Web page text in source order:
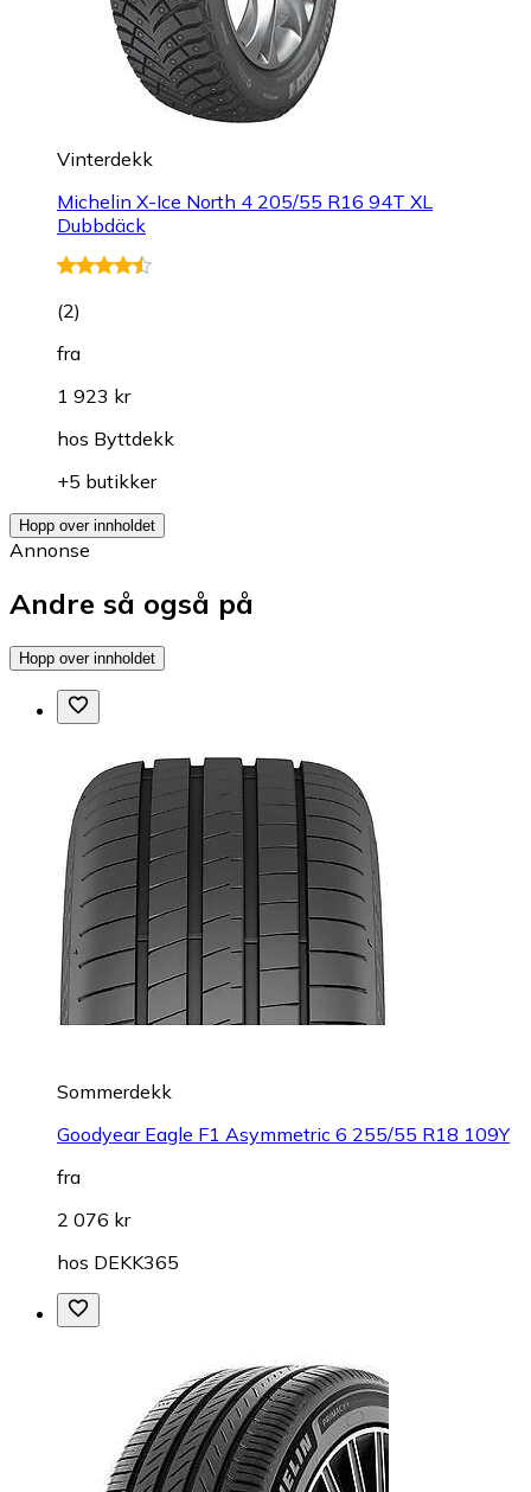
Vinterdekk
Michelin X-Ice North 4 205/55 R16 94T XL
Dubbdäck
(2)
fra
1 923 kr
hos Byttdekk
+5 butikker
Hopp over innholdet
Annonse
Andre så også på
Hopp over innholdet
Sommerdekk
Goodyear Eagle F1 Asymmetric 6 255/55 R18 109Y
fra
2 076 kr
hos DEKK365